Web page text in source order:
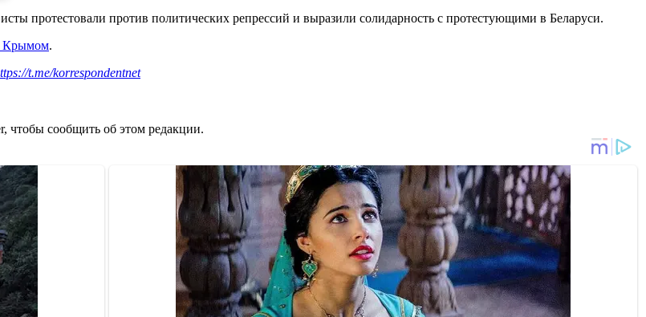
протестовали против политических репрессий и выразили солидарность с протестующими в Беларуси.
Крымом.
t.me/korrespondentnet
чтобы сообщить об этом редакции.